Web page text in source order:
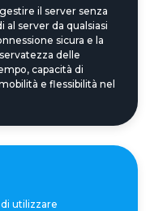
il server senza
server da qualsiasi
sicura e la
delle
capacità di
e flessibilità nel
utilizzare